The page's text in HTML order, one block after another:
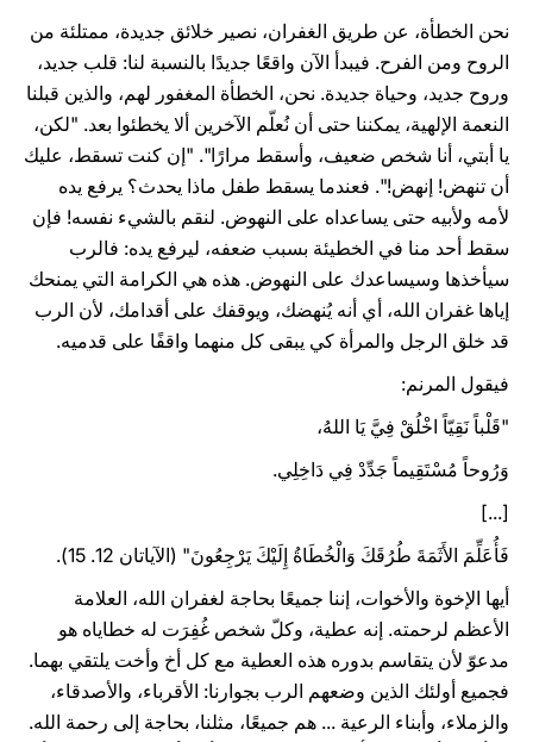
نحن الخطأة، عن طريق الغفران، نصير خلائق جديدة، ممتلئة من
الروح ومن الفرح. فيبدأ الآن واقعًا جديدًا بالنسبة لنا: قلب جديد،
وروح جديد، وحياة جديدة. نحن، الخطأة المغفور لهم، والذين قبلنا
النعمة الإلهية، يمكننا حتى أن نُعلّم الآخرين ألا يخطئوا بعد. "لكن،
يا أبتي، أنا شخص ضعيف، وأسقط مرارًا". "إن كنت تسقط، عليك
أن تنهض! إنهض!". فعندما يسقط طفل ماذا يحدث؟ يرفع يده
لأمه ولأبيه حتى يساعداه على النهوض. لنقم بالشيء نفسه! فإن
سقط أحد منا في الخطيئة بسبب ضعفه، ليرفع يده: فالرب
سيأخذها وسيساعدك على النهوض. هذه هي الكرامة التي يمنحك
إياها غفران الله، أي أنه يُنهضك، ويوقفك على أقدامك، لأن الرب
قد خلق الرجل والمرأة كي يبقى كل منهما واقفًا على قدميه.
فيقول المرنم:
"قَلْباً نَقِيّاً اخْلُقْ فِيَّ يَا اللهُ،
وَرُوحاً مُسْتَقِيماً جَدِّدْ فِي دَاخِلِي.
[...]
فَأُعَلِّمَ الأَثَمَةَ طُرُقَكَ وَالْخُطَاةُ إِلَيْكَ يَرْجِعُونَ" (الآياتان 12. 15).
أيها الإخوة والأخوات، إننا جميعًا بحاجة لغفران الله، العلامة
الأعظم لرحمته. إنه عطية، وكلّ شخص غُفِرَت له خطاياه هو
مدعوّ لأن يتقاسم بدوره هذه العطية مع كل أخ وأخت يلتقي بهما.
فجميع أولئك الذين وضعهم الرب بجوارنا: الأقرباء، والأصدقاء،
والزملاء، وأبناء الرعية ... هم جميعًا، مثلنا، بحاجة إلى رحمة الله.